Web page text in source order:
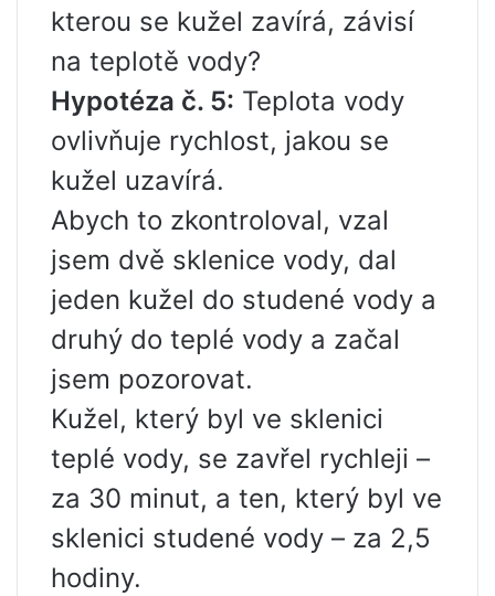
kterou se kužel zavírá, závisí
na teplotě vody?
Hypotéza č. 5: Teplota vody
ovlivňuje rychlost, jakou se
kužel uzavírá.
Abych to zkontroloval, vzal
jsem dvě sklenice vody, dal
jeden kužel do studené vody a
druhý do teplé vody a začal
jsem pozorovat.
Kužel, který byl ve sklenici
teplé vody, se zavřel rychleji –
za 30 minut, a ten, který byl ve
sklenici studené vody – za 2,5
hodiny.